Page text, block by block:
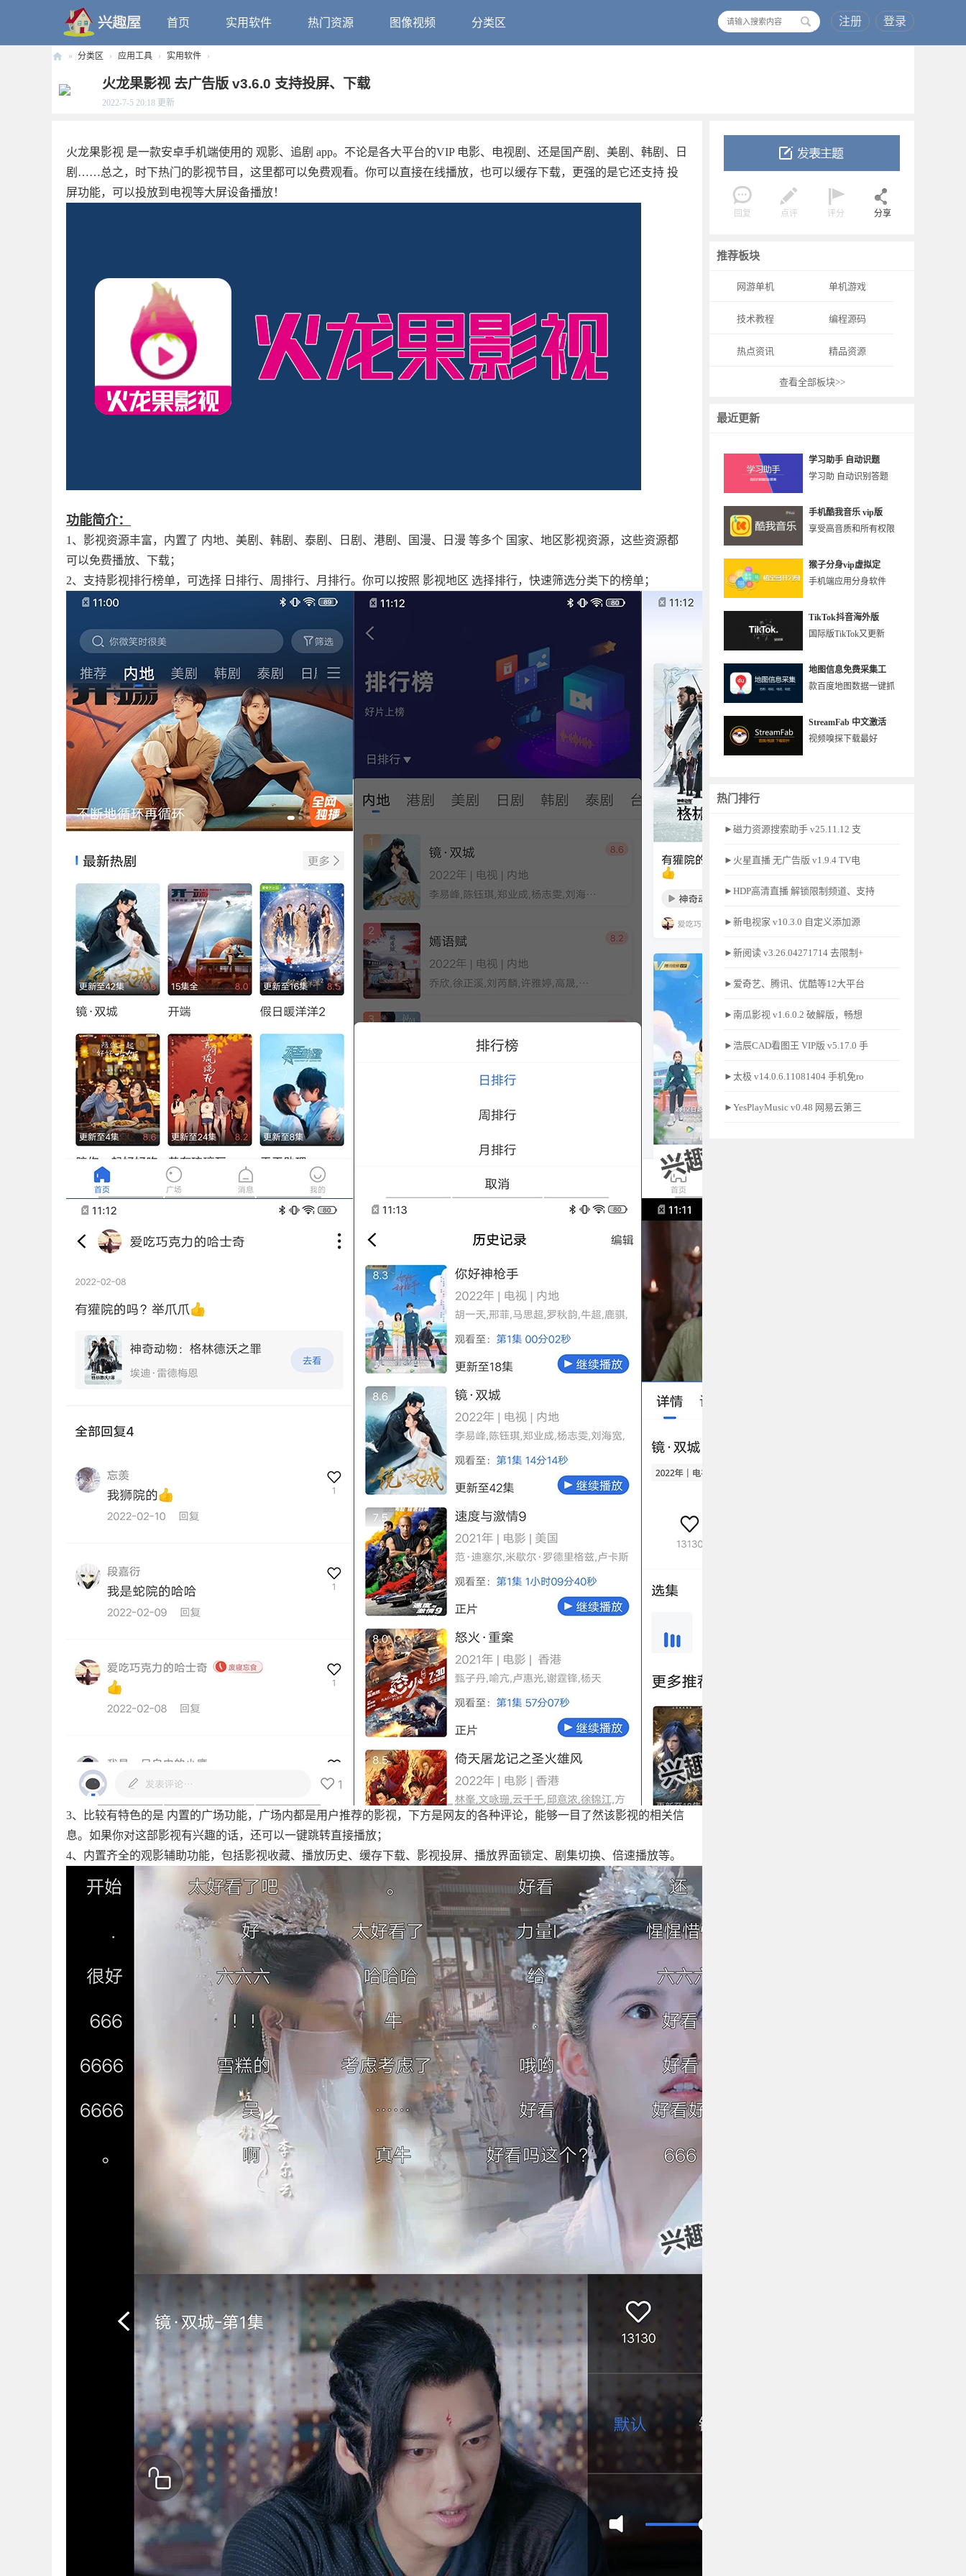
首页 实用软件 热门资源 图像视频 分类区 注册 登录
趣
» 分类区 › 应用工具 › 实用软件 ›
火龙果影视 去广告版 v3.6.0 支持投屏、下载
2022-7-5 20:18 更新
回复 点评 评分 分享
推荐板块
网游单机 单机游戏
技术教程 编程源码
热点资讯 精品资源
查看全部板块>>
最近更新
学习助手 自动识题
学习助 自动识别答题
手机酷我音乐 vip版
享受高音质和所有权限
猴子分身vip虚拟定
手机端应用分身软件
TikTok抖音海外版
国际版TikTok又更新
地图信息免费采集工
款百度地图数据一键抓
StreamFab 中文激活
视频嗅探下载最好
热门排行
►磁力资源搜索助手 v25.11.12 支
►火星直播 无广告版 v1.9.4 TV电
►HDP高清直播 解锁限制频道、支持
►新电视家 v10.3.0 自定义添加源
►新阅读 v3.26.04271714 去限制+
►爱奇艺、腾讯、优酷等12大平台
►南瓜影视 v1.6.0.2 破解版，畅想
►浩辰CAD看图王 VIP版 v5.17.0 手
►太极 v14.0.6.11081404 手机免ro
►YesPlayMusic v0.48 网易云第三
火龙果影视 是一款安卓手机端使用的 观影、追剧 app。不论是各大平台的VIP 电影、电视剧、还是国产剧、美剧、韩剧、日
剧……总之，时下热门的影视节目，这里都可以免费观看。你可以直接在线播放，也可以缓存下载，更强的是它还支持 投
屏功能，可以投放到电视等大屏设备播放！
功能简介：
1、影视资源丰富，内置了 内地、美剧、韩剧、泰剧、日剧、港剧、国漫、日漫 等多个 国家、地区影视资源，这些资源都
可以免费播放、下载；
2、支持影视排行榜单，可选择 日排行、周排行、月排行。你可以按照 影视地区 选择排行，快速筛选分类下的榜单；
3、比较有特色的是 内置的广场功能，广场内都是用户推荐的影视，下方是网友的各种评论，能够一目了然该影视的相关信
息。如果你对这部影视有兴趣的话，还可以一键跳转直接播放；
4、内置齐全的观影辅助功能，包括影视收藏、播放历史、缓存下载、影视投屏、播放界面锁定、剧集切换、倍速播放等。